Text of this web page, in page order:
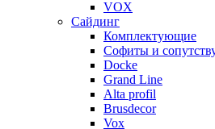
VOX
Сайдинг
Комплектующие
Софиты и
Docke
Grand Line
Alta profil
Brusdecor
Vox